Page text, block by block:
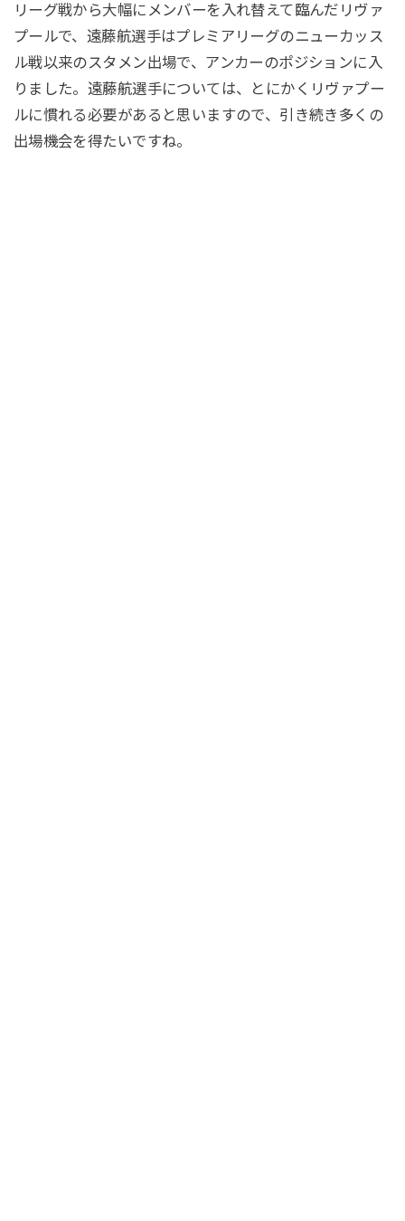
リーグ戦から大幅にメンバーを入れ替えて臨んだリヴァ
プールで、遠藤航選手はプレミアリーグのニューカッス
ル戦以来のスタメン出場で、アンカーのポジションに入
りました。遠藤航選手については、とにかくリヴァプー
ルに慣れる必要があると思いますので、引き続き多くの
出場機会を得たいですね。